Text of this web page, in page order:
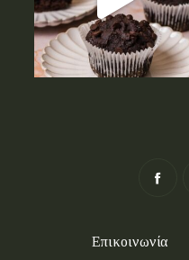
Επικοινωνία